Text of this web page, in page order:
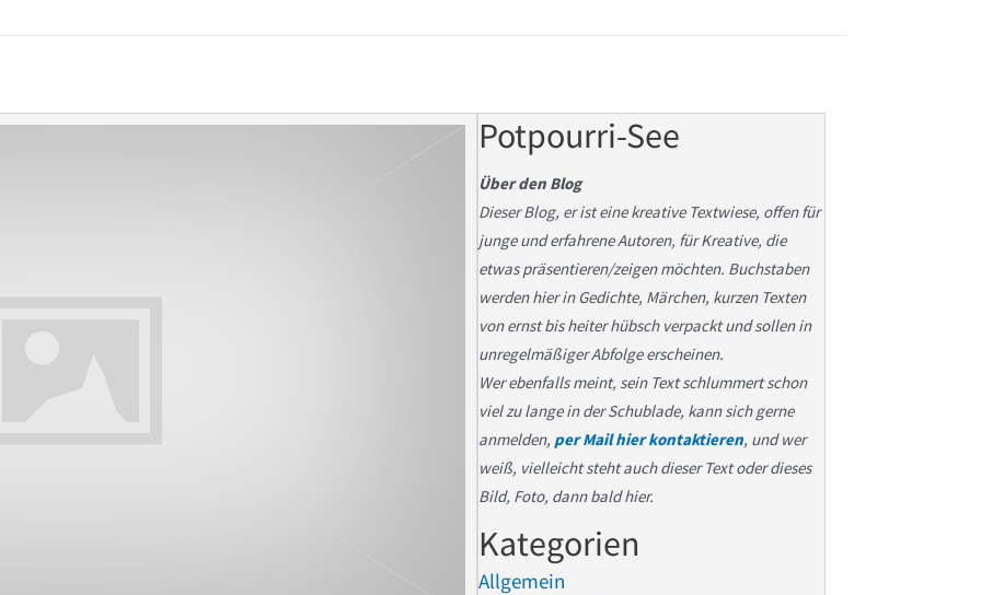
Potpourri-See
Über den Blog
Dieser Blog, er ist eine kreative Textwiese, offen für
junge und erfahrene Autoren, für Kreative, die
etwas präsentieren/zeigen möchten. Buchstaben
werden hier in Gedichte, Märchen, kurzen Texten
von ernst bis heiter hübsch verpackt und sollen in
unregelmäßiger Abfolge erscheinen.
Wer ebenfalls meint, sein Text schlummert schon
viel zu lange in der Schublade, kann sich gerne
anmelden, per Mail hier kontaktieren, und wer
weiß, vielleicht steht auch dieser Text oder dieses
Bild, Foto, dann bald hier.
Kategorien
Allgemein